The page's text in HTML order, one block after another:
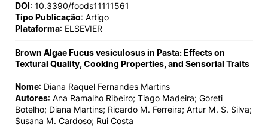
DOI: 10.3390/foods11111561
Tipo Publicação: Artigo
Plataforma: ELSEVIER
Brown Algae Fucus vesiculosus in Pasta: Effects on
Textural Quality, Cooking Properties, and Sensorial Traits
Nome: Diana Raquel Fernandes Martins
Autores: Ana Ramalho Ribeiro; Tiago Madeira; Goreti
Botelho; Diana Martins; Ricardo M. Ferreira; Artur M. S. Silva;
Susana M. Cardoso; Rui Costa